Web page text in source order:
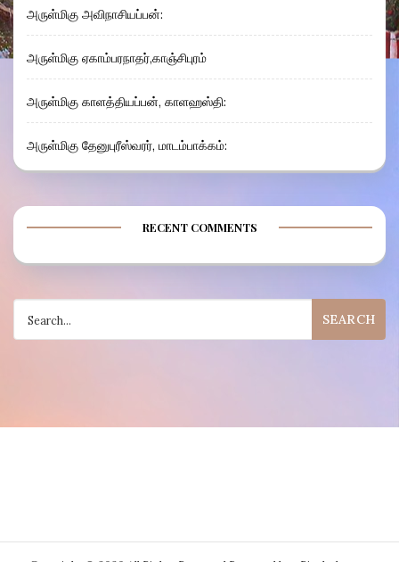
அருள்மிகு அவிநாசியப்பன்:
அருள்மிகு ஏகாம்பரநாதர்,காஞ்சிபுரம்
அருள்மிகு காளத்தியப்பன், காளஹஸ்தி:
அருள்மிகு தேனுபுரீஸ்வரர், மாடம்பாக்கம்:
RECENT COMMENTS
for: